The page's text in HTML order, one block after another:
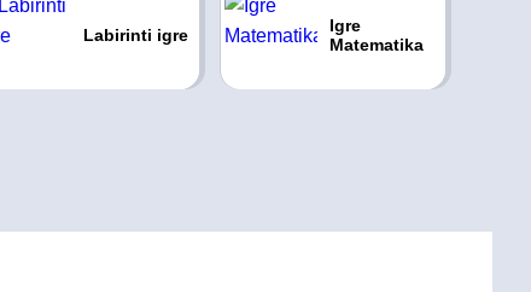
Labirinti igre
Igre
Matematika